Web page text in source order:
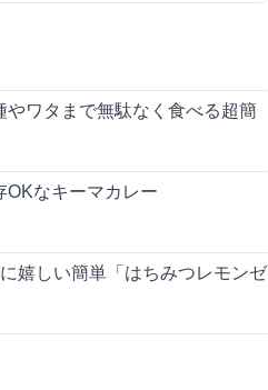
ワタまで無駄なく食べる超簡
OKなキーマカレー
嬉しい簡単「はちみつレモンゼ